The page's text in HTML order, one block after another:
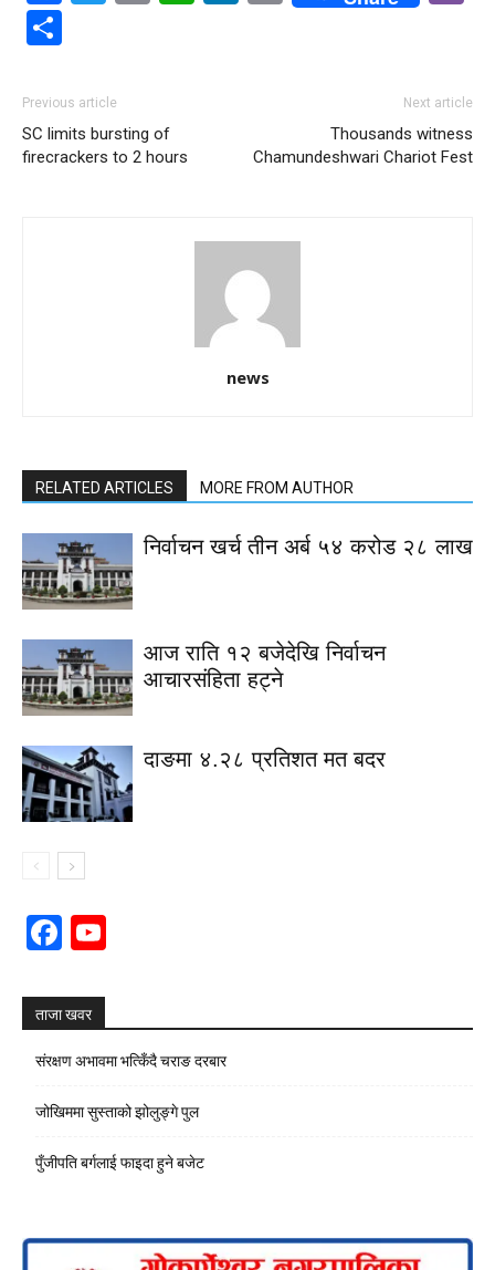
Previous article
SC limits bursting of
firecrackers to 2 hours
Next article
Thousands witness
Chamundeshwari Chariot Fest
news
RELATED ARTICLES MORE FROM AUTHOR
निर्वाचन खर्च तीन अर्ब ५४ करोड २८ लाख
आज राति १२ बजेदेखि निर्वाचन
आचारसंहिता हट्ने
दाङमा ४.२८ प्रतिशत मत बदर
Facebook
ताजा खवर
संरक्षण अभावमा भत्किँदै चराङ दरबार
जोखिममा सुस्ताको झोलुङ्गे पुल
पुँजीपति बर्गलाई फाइदा हुने बजेट